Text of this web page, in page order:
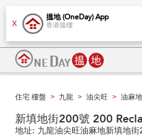
X
搵地 (OneDay) App
香港搵樓
住宅 樓盤 > 九龍 > 油尖旺 > 油麻地
新填地街200號 200
地址: 九龍油尖旺油麻地新填地